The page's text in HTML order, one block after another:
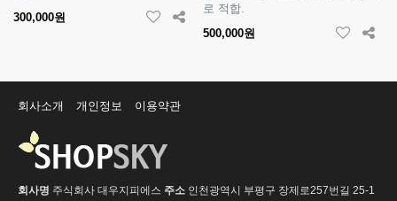
300,000원
로 적합.
500,000원
회사소개 개인정보 이용약관
회사명 주식회사 대우지피에스 주소 인천광역시 부평구 장제로257번길 25-1